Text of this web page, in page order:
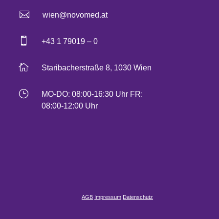
 wien@novomed.at
 +43 1 79019 – 0
 Staribacherstraße 8, 1030 Wien
}
MO-DO: 08:00-16:30 Uhr FR:
08:00-12:00 Uhr
AGB Impressum Datenschutz